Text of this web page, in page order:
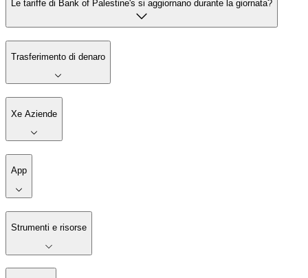
Le tariffe di Bank of Palestine's si aggiornano durante la giornata?
Trasferimento di denaro
Xe Aziende
App
Strumenti e risorse